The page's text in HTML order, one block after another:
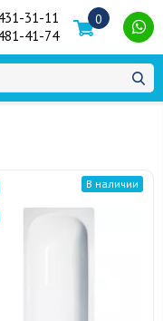
31-11
41-74
0
В наличии